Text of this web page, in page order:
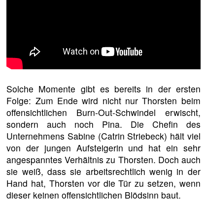
Solche Momente gibt es bereits in der ersten
Folge: Zum Ende wird nicht nur Thorsten beim
offensichtlichen Burn-Out-Schwindel erwischt,
sondern auch noch Pina. Die Chefin des
Unternehmens Sabine (Catrin Striebeck) hält viel
von der jungen Aufsteigerin und hat ein sehr
angespanntes Verhältnis zu Thorsten. Doch auch
sie weiß, dass sie arbeitsrechtlich wenig in der
Hand hat, Thorsten vor die Tür zu setzen, wenn
dieser keinen offensichtlichen Blödsinn baut.